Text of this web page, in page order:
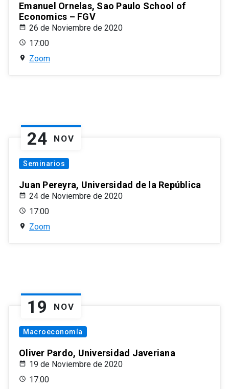
Emanuel Ornelas, Sao Paulo School of
Economics – FGV
26 de Noviembre de 2020
17:00
Zoom
24 NOV
Seminarios
Juan Pereyra, Universidad de la República
24 de Noviembre de 2020
17:00
Zoom
19 NOV
Macroeconomía
Oliver Pardo, Universidad Javeriana
19 de Noviembre de 2020
17:00